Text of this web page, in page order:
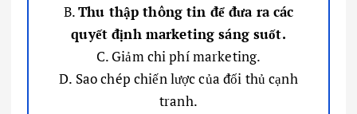
B.Thu thập thông tin để đưa ra các
quyết định marketing sáng suốt.
C. Giảm chi phí marketing.
D. Sao chép chiến lược của đối thủ cạnh
tranh.